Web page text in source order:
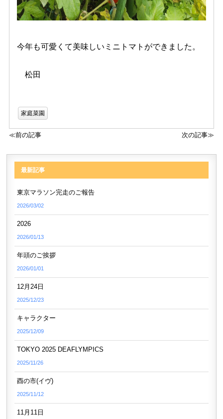
今年も可愛くて美味しいミニトマトができました。
松田
家庭菜園
≪前の記事 次の記事≫
最新記事
東京マラソン完走のご報告
2026/03/02
2026
2026/01/13
年頭のご挨拶
2026/01/01
12月24日
2025/12/23
キャラクター
2025/12/09
TOKYO 2025 DEAFLYMPICS
2025/11/26
酉の市(イヴ)
2025/11/12
11月11日